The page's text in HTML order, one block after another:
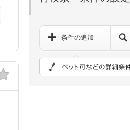
条件の追加